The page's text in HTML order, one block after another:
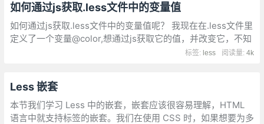
如何通过js获取.less文件中的变量值
如何通过js获取.less文件中的变量值呢？ 我现在在.less文件里
定义了一个变量@color,想通过js获取它的值，并改变它，不知
阅读量:4k
标签: less
Less 嵌套
本节我们学习 Less 中的嵌套，嵌套应该很容易理解，HTML
语言中就支持标签的嵌套。我们在使用 CSS 时，如果想要为多